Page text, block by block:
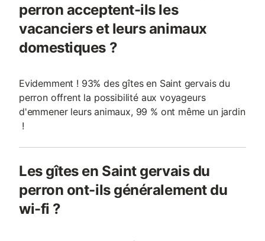
perron acceptent-ils les
vacanciers et leurs animaux
domestiques ?
Evidemment ! 93% des gîtes en Saint gervais du
perron offrent la possibilité aux voyageurs
d'emmener leurs animaux, 99 % ont même un jardin
!
Les gîtes en Saint gervais du
perron ont-ils généralement du
wi-fi ?